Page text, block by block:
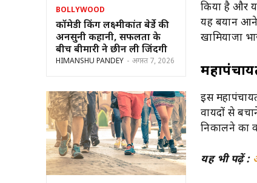
BOLLYWOOD
कॉमेडी किंग लक्ष्मीकांत बेर्डे की
अनसुनी कहानी, सफलता के
बीच बीमारी ने छीन ली जिंदगी
HIMANSHU PANDEY - अगस्त 7, 2026
किया है और
यह बयान आने
खामियाजा
इस
वायदों से
निकालने का
यह भी पढ़ें :